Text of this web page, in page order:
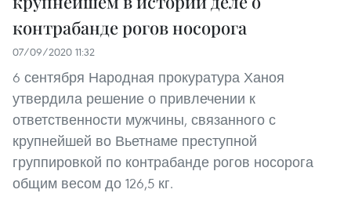
контрабанде рогов носорога
07/09/2020 11:32
6 сентября Народная прокуратура Ханоя
утвердила решение о привлечении к
ответственности мужчины, связанного с
крупнейшей во Вьетнаме преступной
группировкой по контрабанде рогов носорога
общим весом до 126,5 кг.